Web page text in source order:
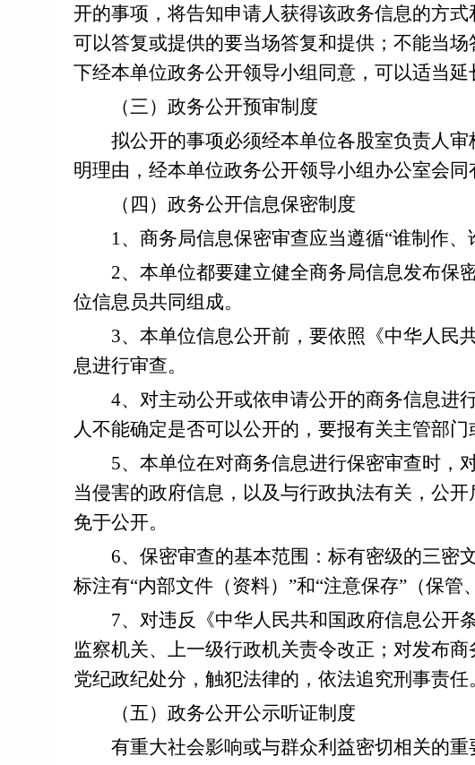
开的事项，将告知申请人获得该政务信息的方
可以答复或提供的要当场答复和提供；不能当
下经本单位政务公开领导小组同意，可以适当
（三）政务公开预审制度
拟公开的事项必须经本单位各股室负责人审
明理由，经本单位政务公开领导小组办公室会
（四）政务公开信息保密制度
1、商务局信息保密审查应当遵循“谁制作、
2、本单位都要建立健全商务局信息发布保密
位信息员共同组成。
3、本单位信息公开前，要依照《中华人民共
息进行审查。
4、对主动公开或依申请公开的商务信息进行
人不能确定是否可以公开的，要报有关主管部门
5、本单位在对商务信息进行保密审查时，对
当侵害的政府信息，以及与行政执法有关，公
免于公开。
6、保密审查的基本范围：标有密级的三密文
标注有“内部文件（资料）”和“注意保存”（保
7、对违反《中华人民共和国政府信息公开条
监察机关、上一级行政机关责令改正；对发布
党纪政纪处分，触犯法律的，依法追究刑事责任
（五）政务公开公示听证制度
有重大社会影响或与群众利益密切相关的重